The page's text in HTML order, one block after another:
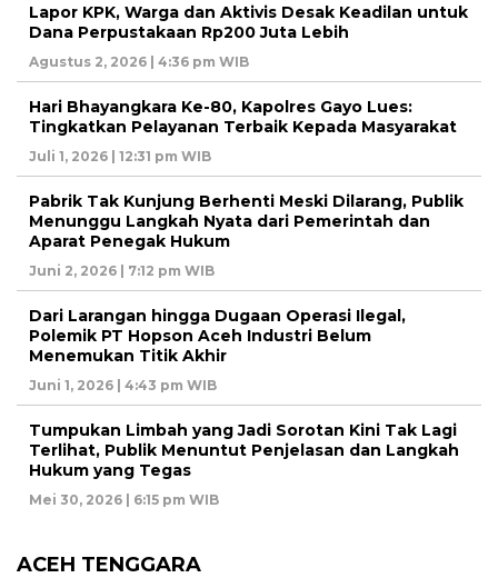
Lapor KPK, Warga dan Aktivis Desak Keadilan untuk
Dana Perpustakaan Rp200 Juta Lebih
Agustus 2, 2026 | 4:36 pm WIB
Hari Bhayangkara Ke-80, Kapolres Gayo Lues:
Tingkatkan Pelayanan Terbaik Kepada Masyarakat
Juli 1, 2026 | 12:31 pm WIB
Pabrik Tak Kunjung Berhenti Meski Dilarang, Publik
Menunggu Langkah Nyata dari Pemerintah dan
Aparat Penegak Hukum
Juni 2, 2026 | 7:12 pm WIB
Dari Larangan hingga Dugaan Operasi Ilegal,
Polemik PT Hopson Aceh Industri Belum
Menemukan Titik Akhir
Juni 1, 2026 | 4:43 pm WIB
Tumpukan Limbah yang Jadi Sorotan Kini Tak Lagi
Terlihat, Publik Menuntut Penjelasan dan Langkah
Hukum yang Tegas
Mei 30, 2026 | 6:15 pm WIB
ACEH TENGGARA